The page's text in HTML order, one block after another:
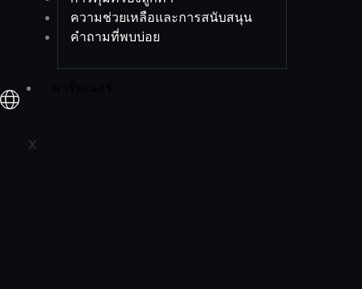
ความช่วยเหลือและการสนับสนุน
คำถามที่พบบ่อย
X